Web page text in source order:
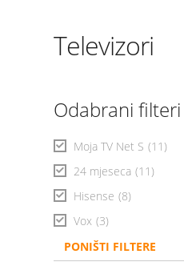
Televizori
Odabrani filteri
Moja TV Net S (11)
24 mjeseca (11)
Hisense (8)
Vox (3)
PONIŠTI FILTERE